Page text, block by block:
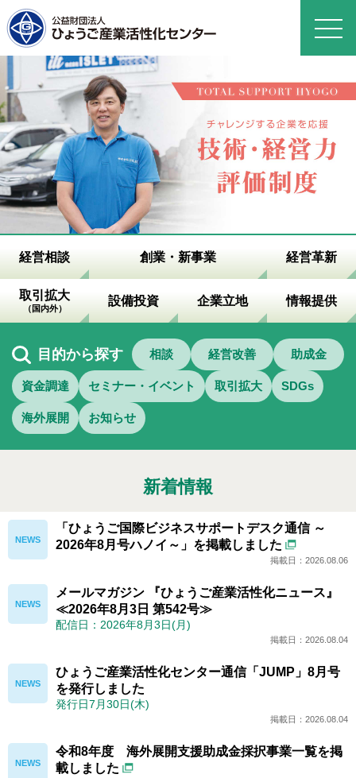
経営相談 創業・新事業 経営革新
取引拡大
（国内外）
設備投資 企業立地 情報提供
目的から探す 相談 経営改善 助成金
資金調達 セミナー・イベント 取引拡大 SDGs
海外展開 お知らせ
新着情報
「ひょうご国際ビジネスサポートデスク通信 ～
2026年8月号ハノイ～」を掲載しました
掲載日：2026.08.06
メールマガジン 『ひょうご産業活性化ニュース』
≪2026年8月3日 第542号≫
配信日：2026年8月3日(月)
掲載日：2026.08.04
ひょうご産業活性化センター通信「JUMP」8月号
を発行しました
発行日7月30日(木)
掲載日：2026.08.04
令和8年度 海外展開支援助成金採択事業一覧を掲
載しました